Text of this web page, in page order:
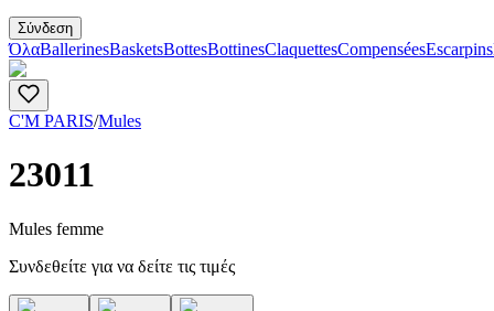
Σύνδεση
ΌλαBallerinesBasketsBottesBottinesClaquettesCompenséesEscarpins
C'M PARIS/Mules
23011
Mules femme
Συνδεθείτε για να δείτε τις τιμές